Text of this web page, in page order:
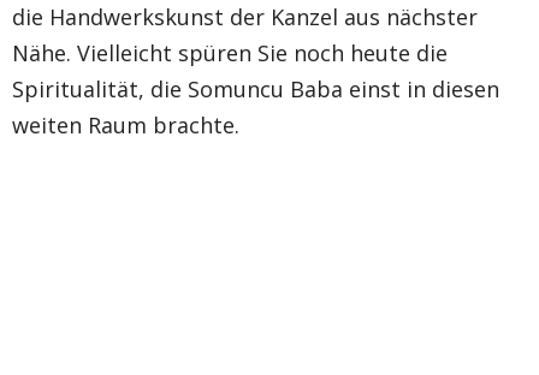
die Handwerkskunst der Kanzel aus nächster
Nähe. Vielleicht spüren Sie noch heute die
Spiritualität, die Somuncu Baba einst in diesen
weiten Raum brachte.